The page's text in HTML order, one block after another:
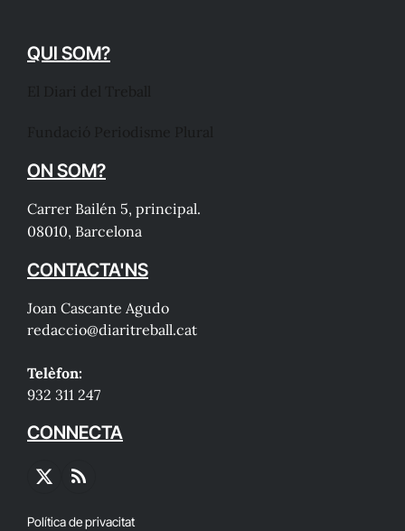
QUI SOM?
ON SOM?
Carrer Bailén 5, principal.
08010, Barcelona
CONTACTA'NS
Joan Cascante Agudo
redaccio@diaritreball.cat
Telèfon:
932 311 247
CONNECTA
X
RSS
Política de privacitat